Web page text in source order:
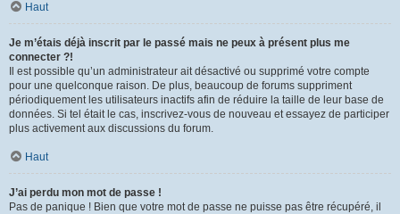
Haut
Je m’étais déjà inscrit par le passé mais ne peux à présent plus me
connecter ?!
Il est possible qu’un administrateur ait désactivé ou supprimé votre compte
pour une quelconque raison. De plus, beaucoup de forums suppriment
périodiquement les utilisateurs inactifs afin de réduire la taille de leur base de
données. Si tel était le cas, inscrivez-vous de nouveau et essayez de participer
plus activement aux discussions du forum.
Haut
J’ai perdu mon mot de passe !
Pas de panique ! Bien que votre mot de passe ne puisse pas être récupéré, il